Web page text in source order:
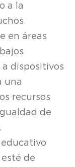
a la
en áreas
a dispositivos
una
recursos
de
de